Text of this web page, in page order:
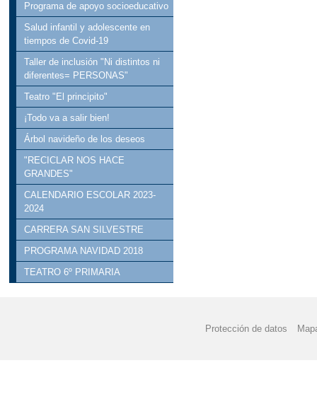
Programa de apoyo socioeducativo
Salud infantil y adolescente en
tiempos de Covid-19
Taller de inclusión "Ni distintos ni
diferentes= PERSONAS"
Teatro "El principito"
¡Todo va a salir bien!
Árbol navideño de los deseos
"RECICLAR NOS HACE
GRANDES"
CALENDARIO ESCOLAR 2023-
2024
CARRERA SAN SILVESTRE
PROGRAMA NAVIDAD 2018
TEATRO 6º PRIMARIA
Protección de datos